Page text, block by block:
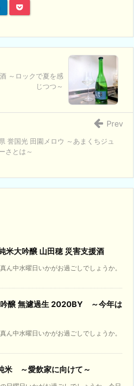
～ロックで夏を感
じつつ～
誉国光 田園メロウ ～あまくちジュ
さとは～
Prev
米大吟醸 山田穂 災害支援酒
ん中水曜日いかがお過ごしでしょうか。
吟醸 無濾過生 2020BY ～今年は
ん中水曜日いかがお過ごしでしょうか。
米 ～愛飲家に向けて～